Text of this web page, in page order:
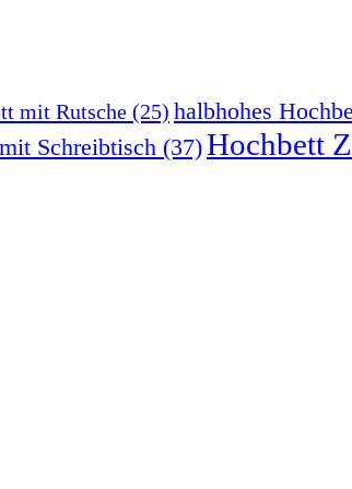
mit Rutsche (25) halbhohes
Schreibtisch (37)Hochbett